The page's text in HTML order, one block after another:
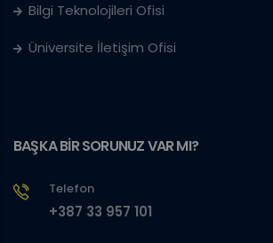
Bilgi Teknolojileri Ofisi
Üniversite İletişim Ofisi
BAŞKA BİR SORUNUZ VAR MI?
Telefon
+387 33 957 101